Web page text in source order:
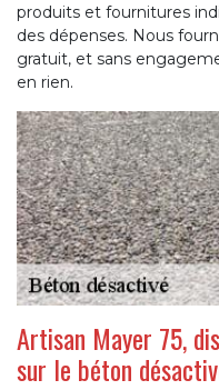
produits et fournitures
des dépenses. Nous
gratuit, et sans
en rien.
Artisan Mayer 75,
sur le béton